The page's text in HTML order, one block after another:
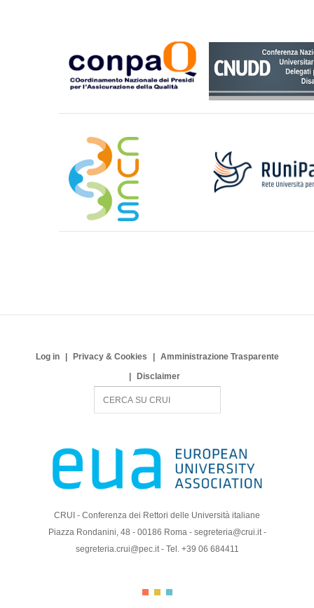
Log in Privacy & Cookies
Amministrazione Trasparente
Disclaimer
c
CRUI - Conferenza dei Rettori delle Università italiane
Piazza Rondanini, 48 - 00186 Roma - segreteria@crui.it -
segreteria.crui@pec.it - Tel. +39 06 684411